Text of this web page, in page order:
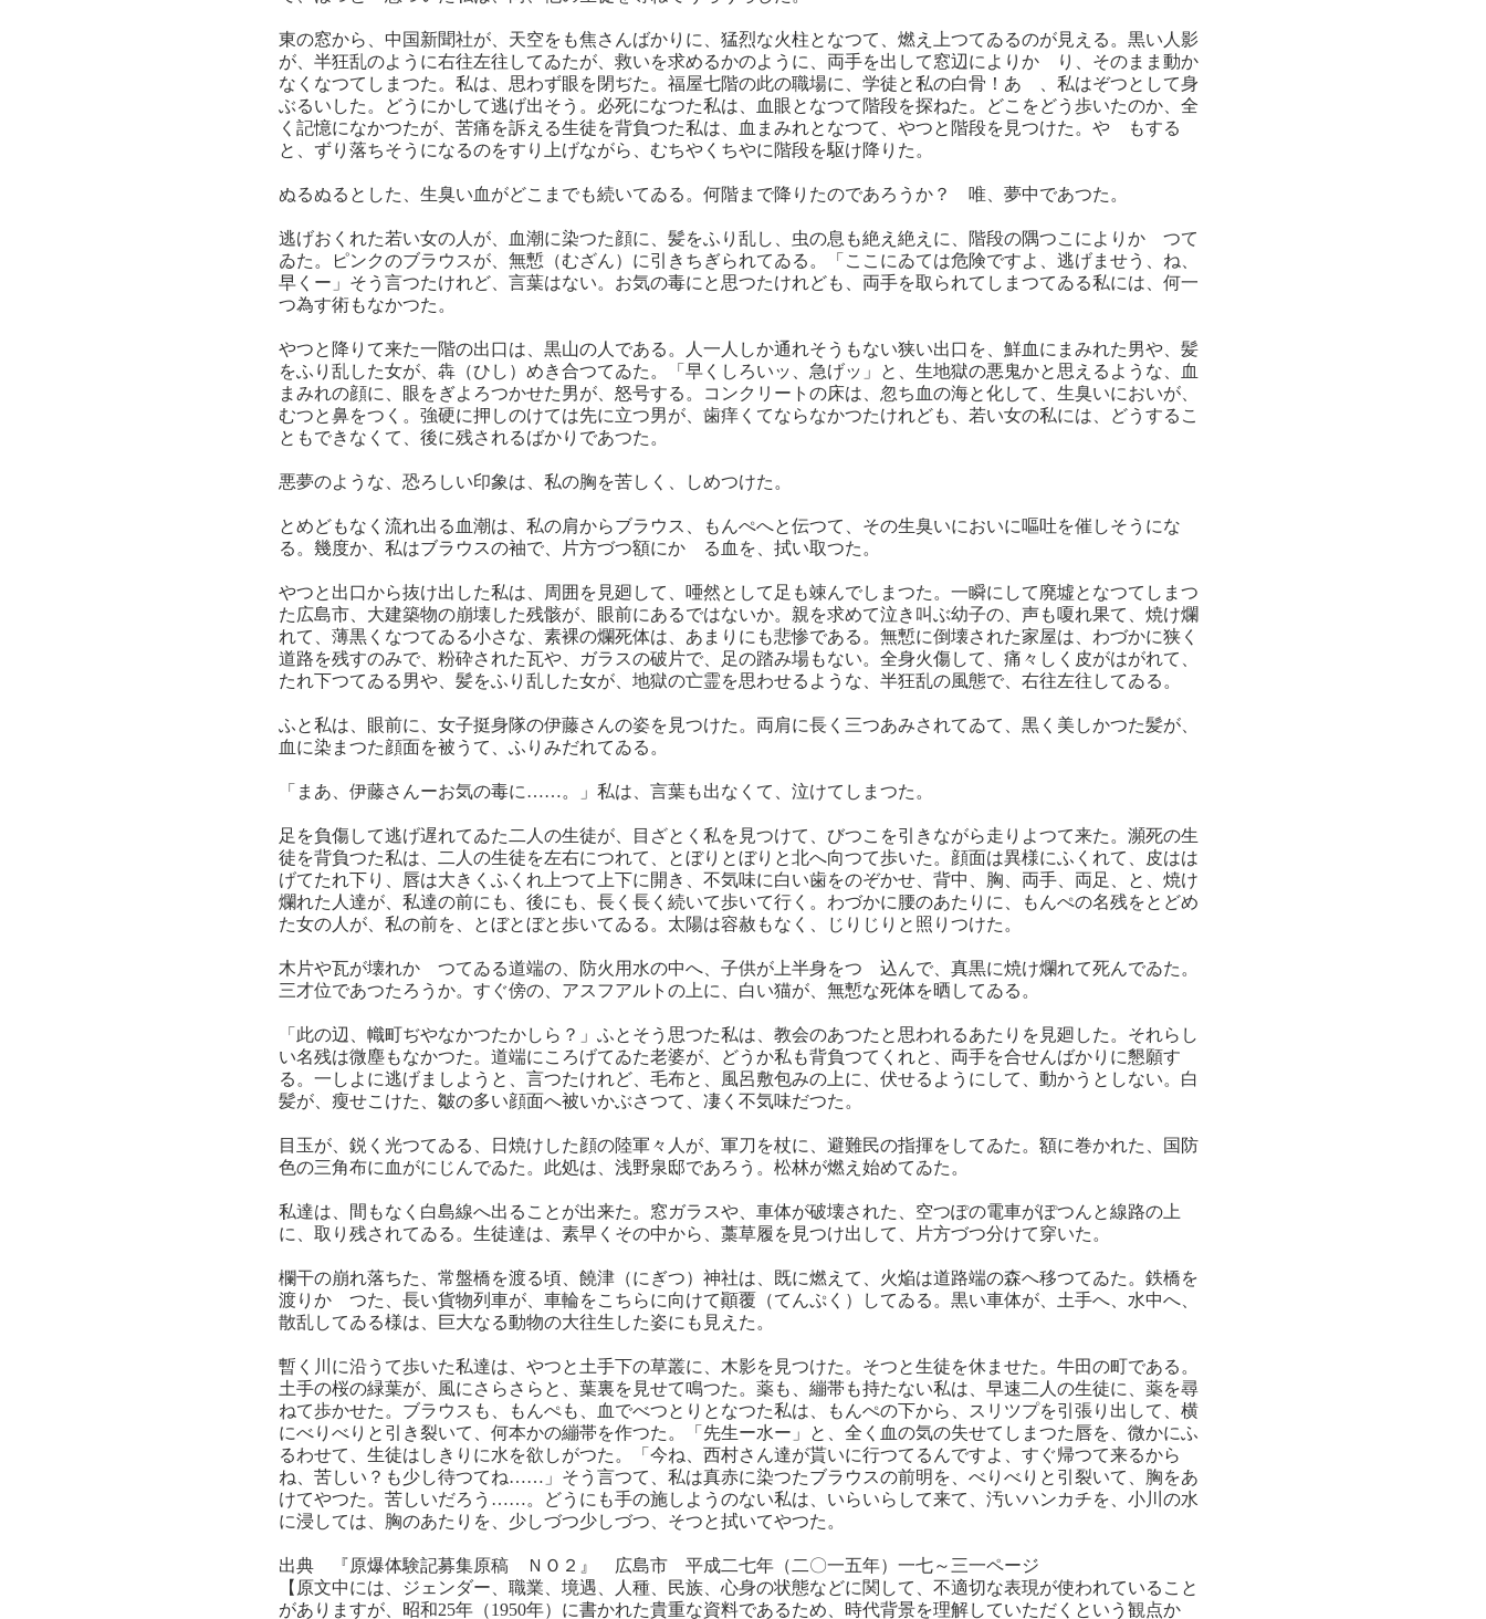
東の窓から、中国新聞社が、天空をも焦さんばかりに、猛烈な火柱となつて、燃え上つてゐるのが見える。黒い人影
が、半狂乱のように右往左往してゐたが、救いを求めるかのように、両手を出して窓辺によりかゝり、そのまま動か
なくなつてしまつた。私は、思わず眼を閉ぢた。福屋七階の此の職場に、学徒と私の白骨！あゝ、私はぞつとして身
ぶるいした。どうにかして逃げ出そう。必死になつた私は、血眼となつて階段を探ねた。どこをどう歩いたのか、全
く記憶になかつたが、苦痛を訴える生徒を背負つた私は、血まみれとなつて、やつと階段を見つけた。やゝもする
と、ずり落ちそうになるのをすり上げながら、むちやくちやに階段を駆け降りた。
ぬるぬるとした、生臭い血がどこまでも続いてゐる。何階まで降りたのであろうか？ 唯、夢中であつた。
逃げおくれた若い女の人が、血潮に染つた顔に、髪をふり乱し、虫の息も絶え絶えに、階段の隅つこによりかゝつて
ゐた。ピンクのブラウスが、無慙（むざん）に引きちぎられてゐる。「ここにゐては危険ですよ、逃げませう、ね、
早くー」そう言つたけれど、言葉はない。お気の毒にと思つたけれども、両手を取られてしまつてゐる私には、何一
つ為す術もなかつた。
やつと降りて来た一階の出口は、黒山の人である。人一人しか通れそうもない狭い出口を、鮮血にまみれた男や、髪
をふり乱した女が、犇（ひし）めき合つてゐた。「早くしろいッ、急げッ」と、生地獄の悪鬼かと思えるような、血
まみれの顔に、眼をぎよろつかせた男が、怒号する。コンクリートの床は、忽ち血の海と化して、生臭いにおいが、
むつと鼻をつく。強硬に押しのけては先に立つ男が、歯痒くてならなかつたけれども、若い女の私には、どうするこ
ともできなくて、後に残されるばかりであつた。
悪夢のような、恐ろしい印象は、私の胸を苦しく、しめつけた。
とめどもなく流れ出る血潮は、私の肩からブラウス、もんぺへと伝つて、その生臭いにおいに嘔吐を催しそうにな
る。幾度か、私はブラウスの袖で、片方づつ額にかゝる血を、拭い取つた。
やつと出口から抜け出した私は、周囲を見廻して、唖然として足も竦んでしまつた。一瞬にして廃墟となつてしまつ
た広島市、大建築物の崩壊した残骸が、眼前にあるではないか。親を求めて泣き叫ぶ幼子の、声も嗄れ果て、焼け爛
れて、薄黒くなつてゐる小さな、素裸の爛死体は、あまりにも悲惨である。無慙に倒壊された家屋は、わづかに狭く
道路を残すのみで、粉砕された瓦や、ガラスの破片で、足の踏み場もない。全身火傷して、痛々しく皮がはがれて、
たれ下つてゐる男や、髪をふり乱した女が、地獄の亡霊を思わせるような、半狂乱の風態で、右往左往してゐる。
ふと私は、眼前に、女子挺身隊の伊藤さんの姿を見つけた。両肩に長く三つあみされてゐて、黒く美しかつた髪が、
血に染まつた顔面を被うて、ふりみだれてゐる。
「まあ、伊藤さんーお気の毒に……。」私は、言葉も出なくて、泣けてしまつた。
足を負傷して逃げ遅れてゐた二人の生徒が、目ざとく私を見つけて、びつこを引きながら走りよつて来た。瀕死の生
徒を背負つた私は、二人の生徒を左右につれて、とぼりとぼりと北へ向つて歩いた。顔面は異様にふくれて、皮はは
げてたれ下り、唇は大きくふくれ上つて上下に開き、不気味に白い歯をのぞかせ、背中、胸、両手、両足、と、焼け
爛れた人達が、私達の前にも、後にも、長く長く続いて歩いて行く。わづかに腰のあたりに、もんぺの名残をとどめ
た女の人が、私の前を、とぼとぼと歩いてゐる。太陽は容赦もなく、じりじりと照りつけた。
木片や瓦が壊れかゝつてゐる道端の、防火用水の中へ、子供が上半身をつゝ込んで、真黒に焼け爛れて死んでゐた。
三才位であつたろうか。すぐ傍の、アスフアルトの上に、白い猫が、無慙な死体を晒してゐる。
「此の辺、幟町ぢやなかつたかしら？」ふとそう思つた私は、教会のあつたと思われるあたりを見廻した。それらし
い名残は微塵もなかつた。道端にころげてゐた老婆が、どうか私も背負つてくれと、両手を合せんばかりに懇願す
る。一しよに逃げましようと、言つたけれど、毛布と、風呂敷包みの上に、伏せるようにして、動かうとしない。白
髪が、瘦せこけた、皺の多い顔面へ被いかぶさつて、凄く不気味だつた。
目玉が、鋭く光つてゐる、日焼けした顔の陸軍々人が、軍刀を杖に、避難民の指揮をしてゐた。額に巻かれた、国防
色の三角布に血がにじんでゐた。此処は、浅野泉邸であろう。松林が燃え始めてゐた。
私達は、間もなく白島線へ出ることが出来た。窓ガラスや、車体が破壊された、空つぽの電車がぽつんと線路の上
に、取り残されてゐる。生徒達は、素早くその中から、藁草履を見つけ出して、片方づつ分けて穿いた。
欄干の崩れ落ちた、常盤橋を渡る頃、饒津（にぎつ）神社は、既に燃えて、火焔は道路端の森へ移つてゐた。鉄橋を
渡りかゝつた、長い貨物列車が、車輪をこちらに向けて顚覆（てんぷく）してゐる。黒い車体が、土手へ、水中へ、
散乱してゐる様は、巨大なる動物の大往生した姿にも見えた。
暫く川に沿うて歩いた私達は、やつと土手下の草叢に、木影を見つけた。そつと生徒を休ませた。牛田の町である。
土手の桜の緑葉が、風にさらさらと、葉裏を見せて鳴つた。薬も、繃帯も持たない私は、早速二人の生徒に、薬を尋
ねて歩かせた。ブラウスも、もんぺも、血でべつとりとなつた私は、もんぺの下から、スリツプを引張り出して、横
にべりべりと引き裂いて、何本かの繃帯を作つた。「先生ー水ー」と、全く血の気の失せてしまつた唇を、微かにふ
るわせて、生徒はしきりに水を欲しがつた。「今ね、西村さん達が貰いに行つてるんですよ、すぐ帰つて来るから
ね、苦しい？も少し待つてね……」そう言つて、私は真赤に染つたブラウスの前明を、べりべりと引裂いて、胸をあ
けてやつた。苦しいだろう……。どうにも手の施しようのない私は、いらいらして来て、汚いハンカチを、小川の水
に浸しては、胸のあたりを、少しづつ少しづつ、そつと拭いてやつた。
出典 『原爆体験記募集原稿 ＮＯ２』 広島市 平成二七年（二〇一五年）一七～三一ページ
【原文中には、ジェンダー、職業、境遇、人種、民族、心身の状態などに関して、不適切な表現が使われていること
がありますが、昭和25年（1950年）に書かれた貴重な資料であるため、時代背景を理解していただくという観点か